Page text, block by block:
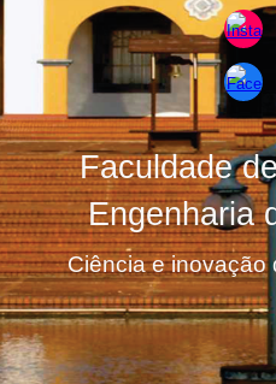
Faculdade
Engenharia
Ciência e inovação